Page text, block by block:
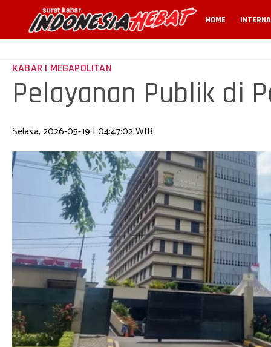
HOME
KABAR | MEGAPOLITAN
Pelayanan Publik di
Selasa, 2026-05-19 | 04:47:02 WIB